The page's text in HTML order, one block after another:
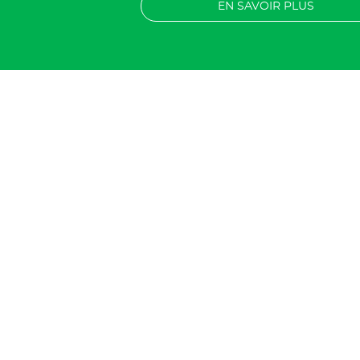
EN SAVOIR PLUS